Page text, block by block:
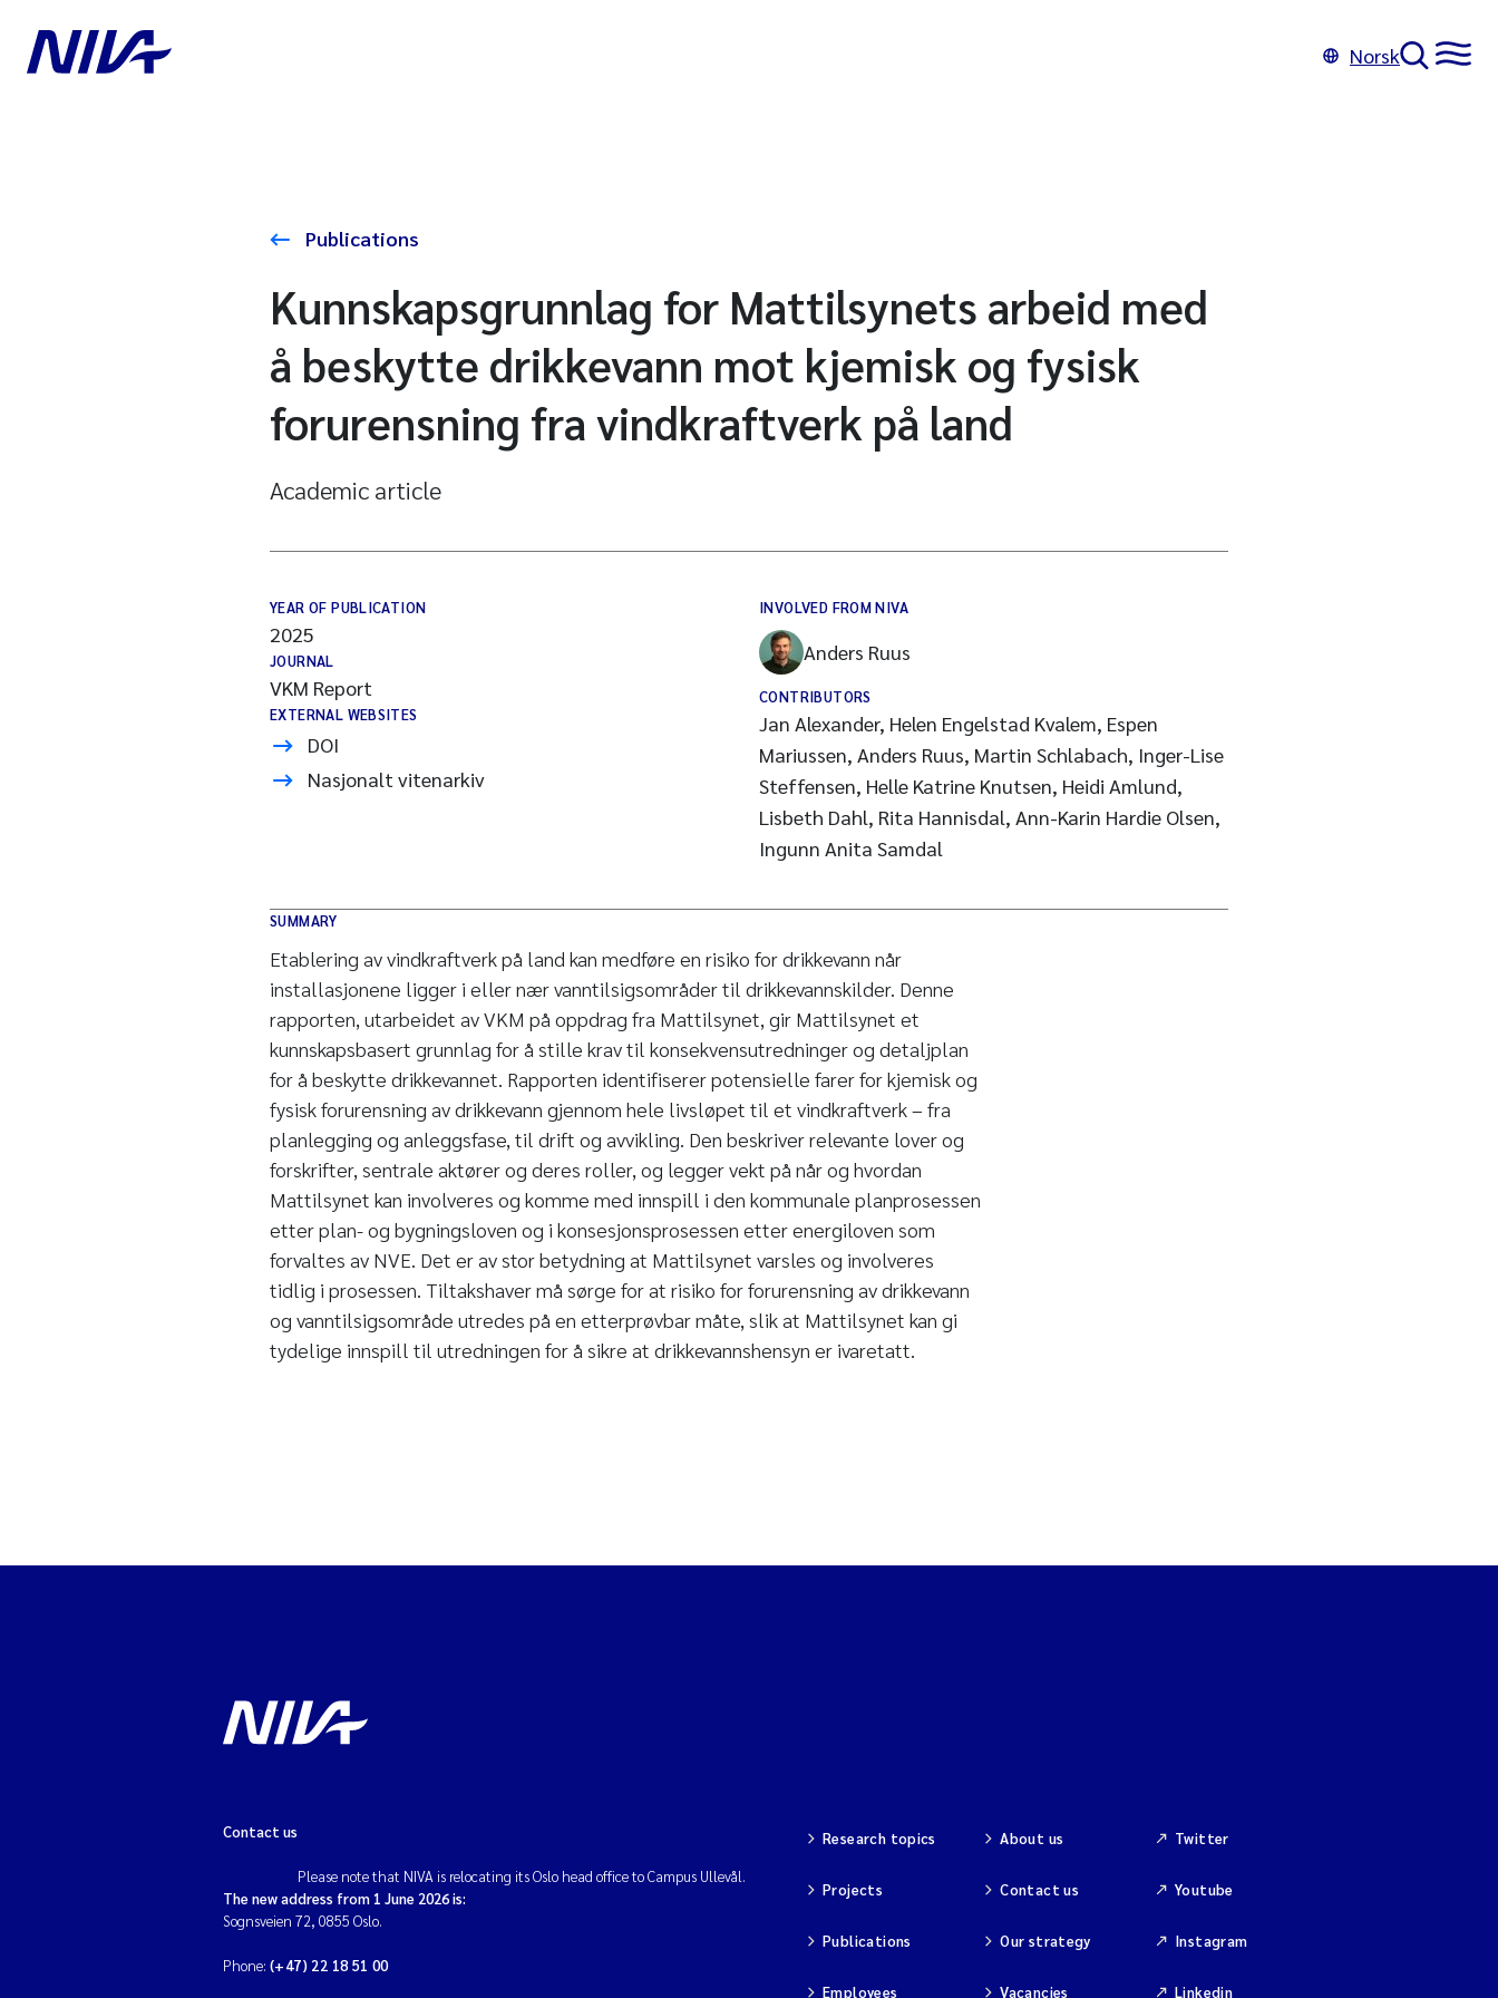
Norsk
Publications
Kunnskapsgrunnlag for Mattilsynets arbeid med
å beskytte drikkevann mot kjemisk og fysisk
forurensning fra vindkraftverk på land
Academic article
YEAR OF PUBLICATION
2025
JOURNAL
VKM Report
EXTERNAL WEBSITES
DOI
Nasjonalt vitenarkiv
INVOLVED FROM NIVA
Anders Ruus
CONTRIBUTORS
Jan Alexander, Helen Engelstad Kvalem, Espen
Mariussen, Anders Ruus, Martin Schlabach, Inger-Lise
Steffensen, Helle Katrine Knutsen, Heidi Amlund,
Lisbeth Dahl, Rita Hannisdal, Ann-Karin Hardie Olsen,
Ingunn Anita Samdal
SUMMARY
Etablering av vindkraftverk på land kan medføre en risiko for drikkevann når
installasjonene ligger i eller nær vanntilsigsområder til drikkevannskilder. Denne
rapporten, utarbeidet av VKM på oppdrag fra Mattilsynet, gir Mattilsynet et
kunnskapsbasert grunnlag for å stille krav til konsekvensutredninger og detaljplan
for å beskytte drikkevannet. Rapporten identifiserer potensielle farer for kjemisk og
fysisk forurensning av drikkevann gjennom hele livsløpet til et vindkraftverk – fra
planlegging og anleggsfase, til drift og avvikling. Den beskriver relevante lover og
forskrifter, sentrale aktører og deres roller, og legger vekt på når og hvordan
Mattilsynet kan involveres og komme med innspill i den kommunale planprosessen
etter plan- og bygningsloven og i konsesjonsprosessen etter energiloven som
forvaltes av NVE. Det er av stor betydning at Mattilsynet varsles og involveres
tidlig i prosessen. Tiltakshaver må sørge for at risiko for forurensning av drikkevann
og vanntilsigsområde utredes på en etterprøvbar måte, slik at Mattilsynet kan gi
tydelige innspill til utredningen for å sikre at drikkevannshensyn er ivaretatt.
Contact us
Please note that NIVA is relocating its Oslo head office to Campus Ullevål.
The new address from 1 June 2026 is:
Sognsveien 72, 0855 Oslo.
Phone: (+47) 22 18 51 00
Research topics
Projects
Publications
Employees
About us
Contact us
Our strategy
Vacancies
Twitter
Youtube
Instagram
Linkedin